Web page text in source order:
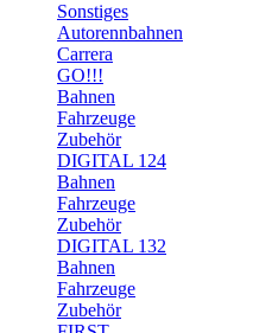
Sonstiges
Autorennbahnen
Carrera
GO!!!
Bahnen
Fahrzeuge
Zubehör
DIGITAL 124
Bahnen
Fahrzeuge
Zubehör
DIGITAL 132
Bahnen
Fahrzeuge
Zubehör